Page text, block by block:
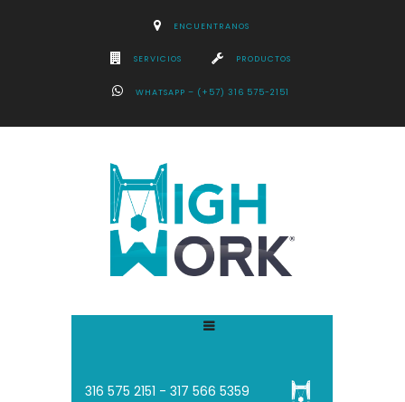
ENCUENTRANOS
SERVICIOS PRODUCTOS
WHATSAPP – (+57) 316 575-2151
316 575 2151 - 317 566 5359